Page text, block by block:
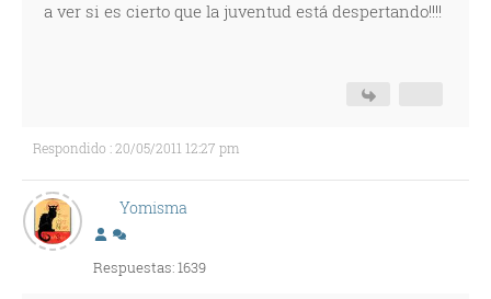
a ver si es cierto que la juventud está despertando!!!!
Respondido : 20/05/2011 12:27 pm
Yomisma
Respuestas: 1639